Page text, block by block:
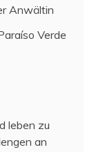
Anwältin
Verde
leben zu
an